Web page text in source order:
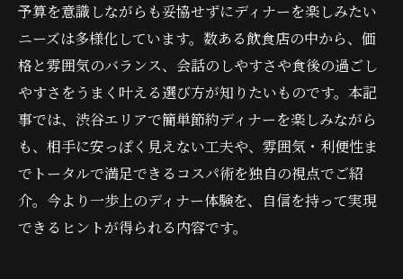
予算を意識しながらも妥協せずにディナーを楽しみたい
ニーズは多様化しています。数ある飲食店の中から、価
格と雰囲気のバランス、会話のしやすさや食後の過ごし
やすさをうまく叶える選び方が知りたいものです。本記
事では、渋谷エリアで簡単節約ディナーを楽しみながら
も、相手に安っぽく見えない工夫や、雰囲気・利便性ま
でトータルで満足できるコスパ術を独自の視点でご紹
介。今より一歩上のディナー体験を、自信を持って実現
できるヒントが得られる内容です。